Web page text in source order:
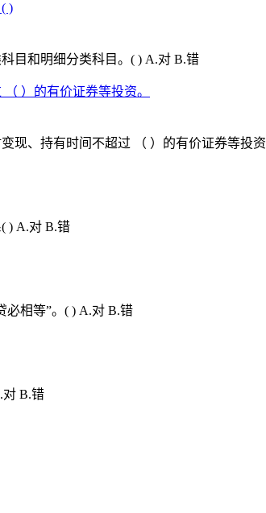
)
目和明细分类科目。( ) A.对 B.错
）的有价证券等投资。
、持有时间不超过 （ ）的有价证券等投
) A.对 B.错
必相等”。( ) A.对 B.错
B.错